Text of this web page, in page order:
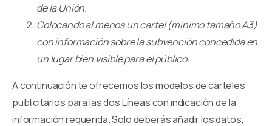
de la Unión.
Colocando al menos un cartel (mínimo tamaño A3)
con información sobre la subvención concedida en
un lugar bien visible para el público.
A continuación te ofrecemos los modelos de carteles
publicitarios para las dos Líneas con indicación de la
información requerida. Solo deberás añadir los datos,